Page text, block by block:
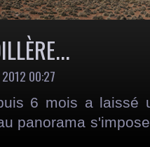
00:27
6 mois a laissé
panorama